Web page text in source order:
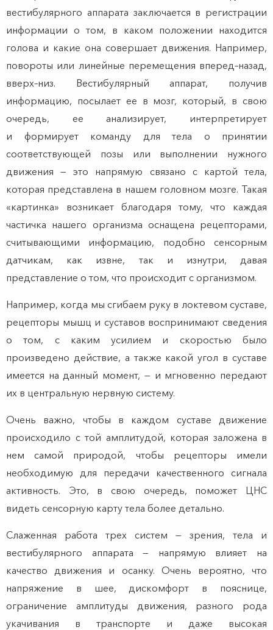
вестибулярного аппарата заключается в регистрации
информации о том, в каком положении находится
голова и какие она совершает движения. Например,
повороты или линейные перемещения вперед–назад,
вверх–низ. Вестибулярный аппарат, получив
информацию, посылает ее в мозг, который, в свою
очередь, ее анализирует, интерпретирует
и формирует команду для тела о принятии
соответствующей позы или выполнении нужного
движения — это напрямую связано с картой тела,
которая представлена в нашем головном мозге. Такая
«картинка» возникает благодаря тому, что каждая
частичка нашего организма оснащена рецепторами,
считывающими информацию, подобно сенсорным
датчикам, как извне, так и изнутри, давая
представление о том, что происходит с организмом.
Например, когда мы сгибаем руку в локтевом суставе,
рецепторы мышц и суставов воспринимают сведения
о том, с каким усилием и скоростью было
произведено действие, а также какой угол в суставе
имеется на данный момент, — и мгновенно передают
их в центральную нервную систему.
Очень важно, чтобы в каждом суставе движение
происходило с той амплитудой, которая заложена в
нем самой природой, чтобы рецепторы имели
необходимую для передачи качественного сигнала
активность. Это, в свою очередь, поможет ЦНС
видеть сенсорную карту тела более детально.
Слаженная работа трех систем — зрения, тела и
вестибулярного аппарата — напрямую влияет на
качество движения и осанку. Очень вероятно, что
напряжение в шее, дискомфорт в пояснице,
ограничение амплитуды движения, разного рода
укачивания в транспорте и даже высокая